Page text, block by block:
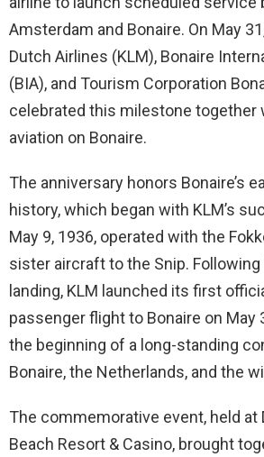
Amsterdam and Bonaire. On May
Dutch Airlines (KLM), Bonaire
(BIA), and Tourism Corporation
celebrated this milestone together
aviation on Bonaire.
The anniversary honors Bonaire’s
history, which began with KLM’s
May 9, 1936, operated with the
sister aircraft to the Snip.
landing, KLM launched its first
passenger flight to Bonaire on May
the beginning of a long-standing
Bonaire, the Netherlands, and the
The commemorative event, held at
Beach Resort & Casino, brought